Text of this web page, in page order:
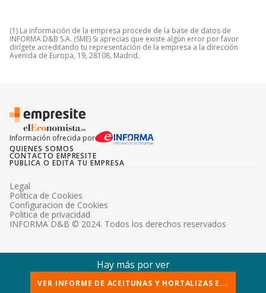
(1) La información de la empresa procede de la base de datos de
INFORMA D&B S.A. (SME) Si aprecias que existe algún error por favor
dirígete acreditando tu representación de la empresa a la dirección
Avenida de Europa, 19, 28108, Madrid.
Información ofrecida por
QUIENES SOMOS
CONTACTO EMPRESITE
PUBLICA O EDITA TU EMPRESA
INFORMA D&B © 2024. Todos los derechos reservados
Legal
Politica de Cookies
Configuracion de Cookies
Politica de privacidad
Hay más por ver
VER INFORME DE ACEITUNAS Y HORTALIZAS E...